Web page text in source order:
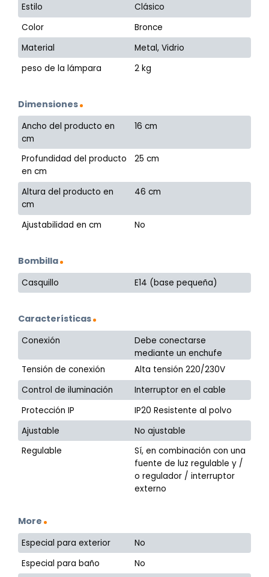
Estilo
Clásico
Color
Bronce
Material
Metal, Vidrio
peso de la lámpara
2 kg
Dimensiones
Ancho del producto en
cm
16 cm
Profundidad del producto
en cm
25 cm
Altura del producto en
cm
46 cm
Ajustabilidad en cm No
Bombilla
Casquillo E14 (base pequeña)
Características
Conexión
Debe conectarse
mediante un enchufe
Tensión de conexión
Alta tensión 220/230V
Control de iluminación
Interruptor en el cable
Protección IP
IP20 Resistente al polvo
Ajustable
No ajustable
Regulable
Sí, en combinación con una
fuente de luz regulable y /
o regulador / interruptor
externo
More
Especial para exterior
No
Especial para baño
No